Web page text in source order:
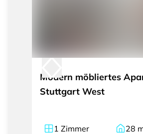
Modern möbliertes
Stuttgart West
1 Zimmer 28